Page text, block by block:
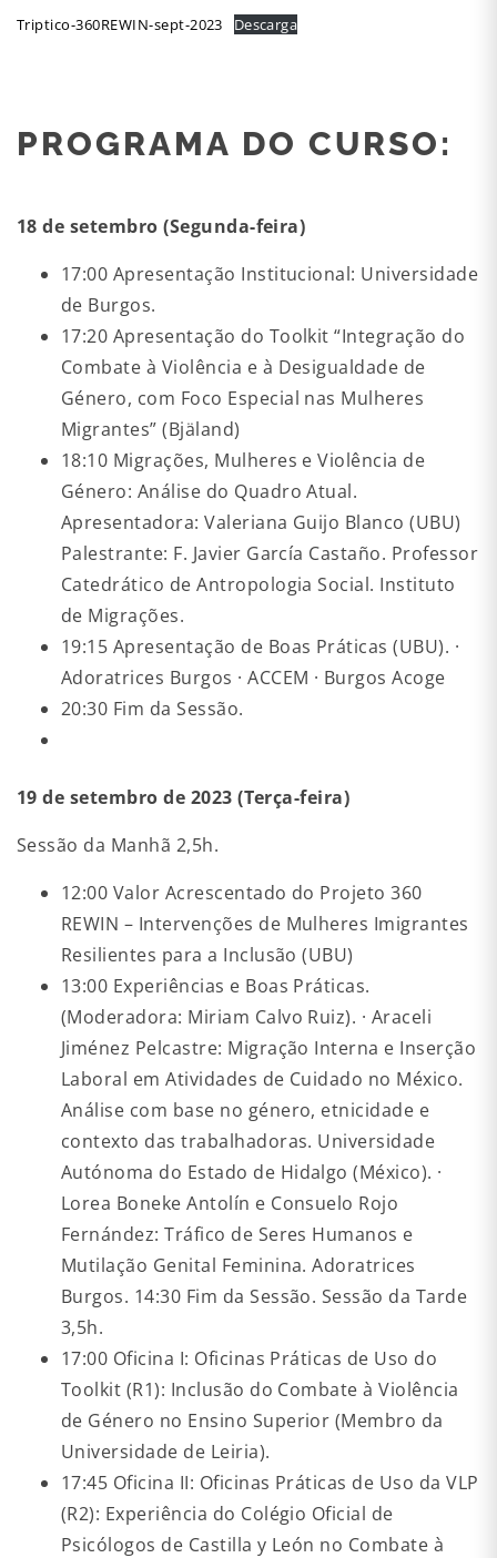
Triptico-360REWIN-sept-2023 Descarga
PROGRAMA DO CURSO:
18 de setembro (Segunda-feira)
17:00 Apresentação Institucional: Universidade
de Burgos.
17:20 Apresentação do Toolkit “Integração do
Combate à Violência e à Desigualdade de
Género, com Foco Especial nas Mulheres
Migrantes” (Bjäland)
18:10 Migrações, Mulheres e Violência de
Género: Análise do Quadro Atual.
Apresentadora: Valeriana Guijo Blanco (UBU)
Palestrante: F. Javier García Castaño. Professor
Catedrático de Antropologia Social. Instituto
de Migrações.
19:15 Apresentação de Boas Práticas (UBU). ·
Adoratrices Burgos · ACCEM · Burgos Acoge
20:30 Fim da Sessão.
19 de setembro de 2023 (Terça-feira)
Sessão da Manhã 2,5h.
12:00 Valor Acrescentado do Projeto 360
REWIN – Intervenções de Mulheres Imigrantes
Resilientes para a Inclusão (UBU)
13:00 Experiências e Boas Práticas.
(Moderadora: Miriam Calvo Ruiz). · Araceli
Jiménez Pelcastre: Migração Interna e Inserção
Laboral em Atividades de Cuidado no México.
Análise com base no género, etnicidade e
contexto das trabalhadoras. Universidade
Autónoma do Estado de Hidalgo (México). ·
Lorea Boneke Antolín e Consuelo Rojo
Fernández: Tráfico de Seres Humanos e
Mutilação Genital Feminina. Adoratrices
Burgos. 14:30 Fim da Sessão. Sessão da Tarde
3,5h.
17:00 Oficina I: Oficinas Práticas de Uso do
Toolkit (R1): Inclusão do Combate à Violência
de Género no Ensino Superior (Membro da
Universidade de Leiria).
17:45 Oficina II: Oficinas Práticas de Uso da VLP
(R2): Experiência do Colégio Oficial de
Psicólogos de Castilla y León no Combate à